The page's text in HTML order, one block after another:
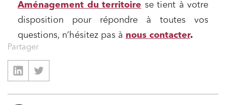
Aménagement du territoire se tient à votre
disposition pour répondre à toutes vos
questions, n’hésitez pas à nous contacter.
Partager